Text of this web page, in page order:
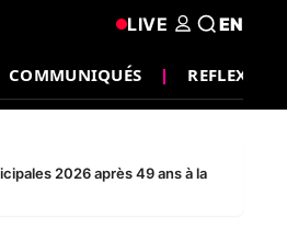
COMMUNIQUÉS REFLEXION
LIVE EN
2026 après 49 ans à la